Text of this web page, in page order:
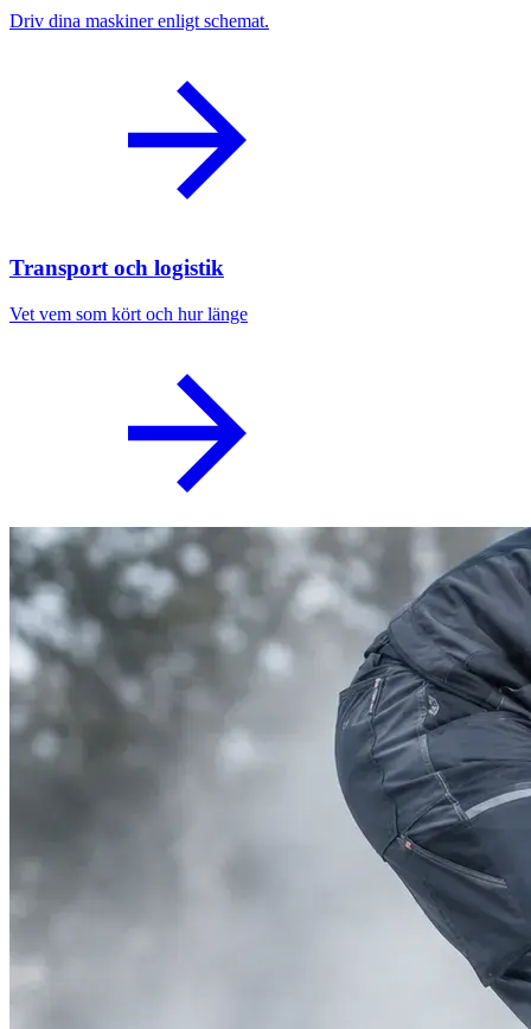
Driv dina maskiner enligt schemat.
Transport och logistik
Vet vem som kört och hur länge